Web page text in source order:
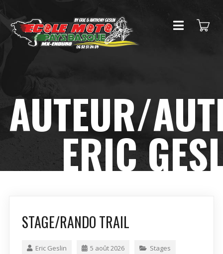
AUTEUR/
ERIC
STAGE/RANDO TRAIL
Eric Geslin 5 août 2026 Stages